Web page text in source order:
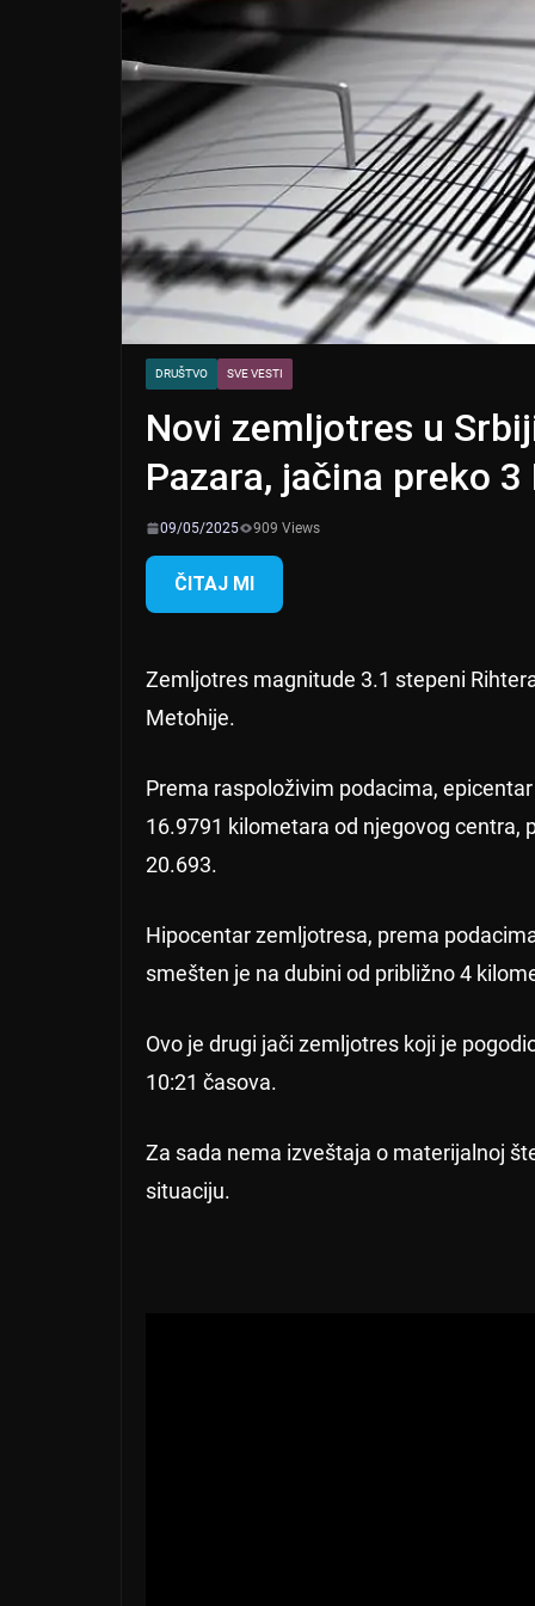
DRUŠTVO SVE VESTI
Novi zemljotres u
Pazara, jačina preko 3
09/05/2025 909 Views
ČITAJ MI
Zemljotres magnitude 3.1 stepeni
Metohije.
Prema raspoloživim podacima,
16.9791 kilometara od njegovog centra,
20.693.
Hipocentar zemljotresa, prema
smešten je na dubini od približno 4
Ovo je drugi jači zemljotres koji je
10:21 časova.
Za sada nema izveštaja o materijalnoj
situaciju.